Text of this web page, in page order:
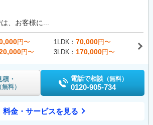
、お客様に...
円〜 1LDK 70,000円〜
円〜 3LDK 170,000円〜
・
無料）
電話で相談 （無料）
0120-905-734
料金・サービスを見る